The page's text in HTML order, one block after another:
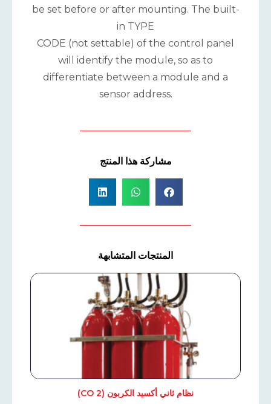
be set before or after mounting. The built-
in TYPE
CODE (not settable) of the control panel
will identify the module, so as to
differentiate between a module and a
sensor address.
مشاركة هذا المنتج
المنتجات المتشابهة
نظام ثاني أكسيد الكربون (CO 2)